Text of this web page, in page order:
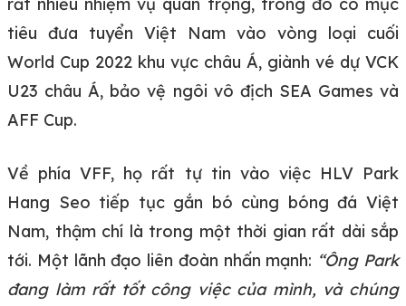
tiêu đưa tuyển Việt Nam vào vòng loại cuối
World Cup 2022 khu vực châu Á, giành vé dự VCK
U23 châu Á, bảo vệ ngôi vô địch SEA Games và
AFF Cup.
Về phía VFF, họ rất tự tin vào việc HLV Park
Hang Seo tiếp tục gắn bó cùng bóng đá Việt
Nam, thậm chí là trong một thời gian rất dài sắp
tới. Một lãnh đạo liên đoàn nhấn mạnh: “Ông Park
đang làm rất tốt công việc của mình, và chúng